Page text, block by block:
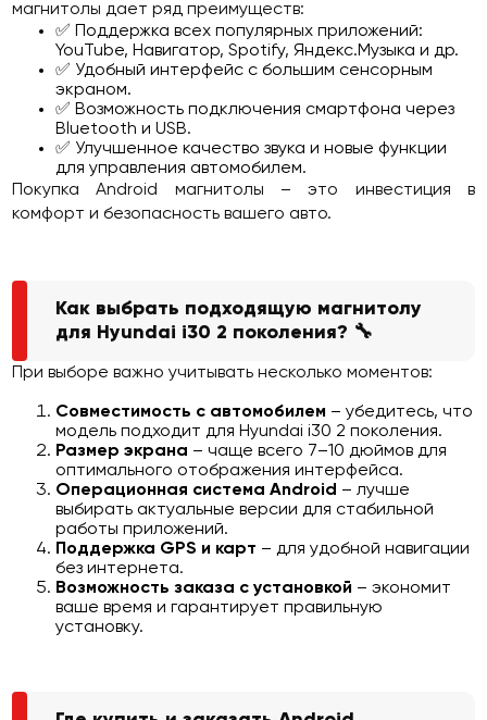
магнитолы дает ряд преимуществ:
✅ Поддержка всех популярных приложений:
YouTube, Навигатор, Spotify, Яндекс.Музыка и др.
✅ Удобный интерфейс с большим сенсорным
экраном.
✅ Возможность подключения смартфона через
Bluetooth и USB.
✅ Улучшенное качество звука и новые функции
для управления автомобилем.
Покупка Android магнитолы – это инвестиция в
комфорт и безопасность вашего авто.
Как выбрать подходящую магнитолу
для Hyundai i30 2 поколения? 🔧
При выборе важно учитывать несколько моментов:
Совместимость с автомобилем – убедитесь, что
модель подходит для Hyundai i30 2 поколения.
Размер экрана – чаще всего 7–10 дюймов для
оптимального отображения интерфейса.
Операционная система Android – лучше
выбирать актуальные версии для стабильной
работы приложений.
Поддержка GPS и карт – для удобной навигации
без интернета.
Возможность заказа с установкой – экономит
ваше время и гарантирует правильную
установку.